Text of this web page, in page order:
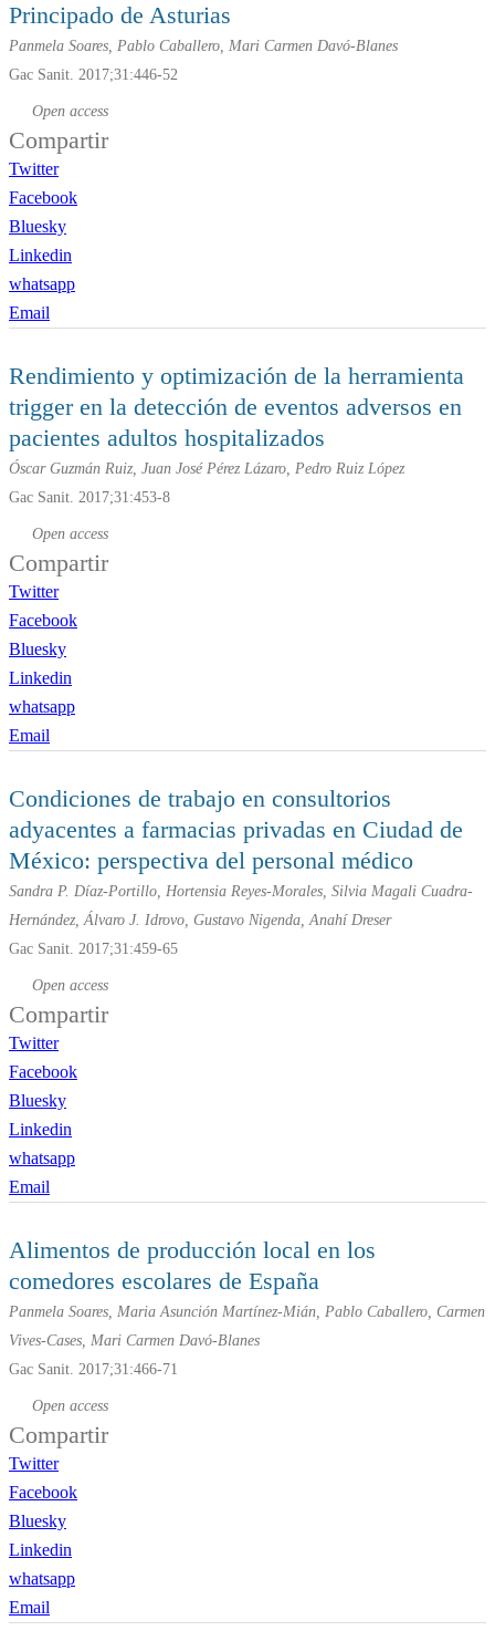
Principado de Asturias
Panmela Soares, Pablo Caballero, Mari Carmen Davó-Blanes
Gac Sanit. 2017;31:446-52
Open access
Compartir
Twitter
Facebook
Bluesky
Linkedin
whatsapp
Email
Rendimiento y optimización de la herramienta
triggeren la detección de eventos adversos en
pacientes adultos hospitalizados
Óscar Guzmán Ruiz, Juan José Pérez Lázaro, Pedro Ruiz López
Gac Sanit. 2017;31:453-8
Open access
Compartir
Twitter
Facebook
Bluesky
Linkedin
whatsapp
Email
Condiciones de trabajo en consultorios
adyacentes a farmacias privadas en Ciudad de
México: perspectiva del personal médico
Sandra P. Díaz-Portillo, Hortensia Reyes-Morales, Silvia Magali Cuadra-
Hernández, Álvaro J. Idrovo, Gustavo Nigenda, Anahí Dreser
Gac Sanit. 2017;31:459-65
Open access
Compartir
Twitter
Facebook
Bluesky
Linkedin
whatsapp
Email
Alimentos de producción local en los
comedores escolares de España
Panmela Soares, Maria Asunción Martínez-Mián, Pablo Caballero, Carmen
Vives-Cases, Mari Carmen Davó-Blanes
Gac Sanit. 2017;31:466-71
Open access
Compartir
Twitter
Facebook
Bluesky
Linkedin
whatsapp
Email